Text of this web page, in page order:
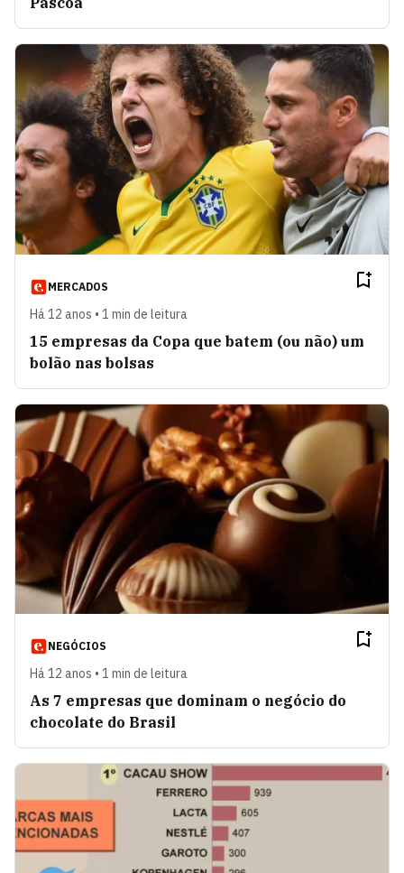
MERCADOS
Há 12 anos • 1 min de leitura
15 empresas da Copa que batem (ou não) um
bolão nas bolsas
NEGÓCIOS
Há 12 anos • 1 min de leitura
As 7 empresas que dominam o negócio do
chocolate do Brasil